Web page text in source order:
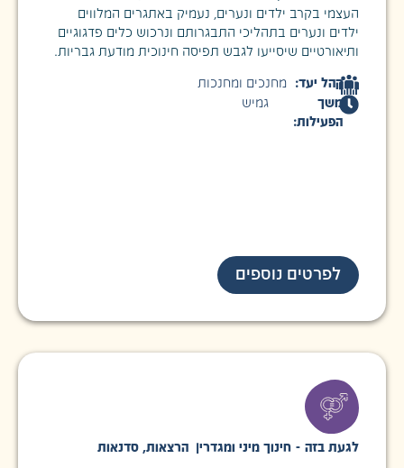
העצמי בקרב ילדים ונערים, נעמיק באתגרים המלווים
ילדים ונערים בתהליכי התבגרותם ונרכוש כלים פדגוגיים
ותיאורטיים שיסייעו לגבש תפיסה חינוכית מודעת גבריות.
קהל יעד:
מחנכים ומחנכות
משך
הפעילות:
גמיש
לפרטים נוספים
לגעת בזה - חינוך מיני ומגדרי הרצאות, סדנאות